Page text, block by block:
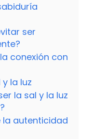
ser
conexión con
la luz
la sal y la luz
la autenticidad